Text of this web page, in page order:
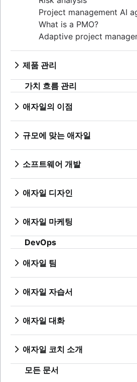
Project management AI
What is a PMO?
Adaptive project
제품 관리
제품 관리란 무엇입니까?
제품 로드맵
제품 매니저
신규 제품 관리자를 위한 팁
제품 로드맵 프레젠테이션
제품 요구 사항
제품 분석
최소 실행 가능한 제품
제품 탐색
제품 사양
제품 개발 전략
제품 개발 소프트웨어
신제품 개발 프로세스
제품 비평
제품 우선 순위 지정 프레
제품 기능
제품 수명 주기 관리
제품 로드맵 소프트웨어
제품 제공 체크리스트
가치 흐름 관리
애자일의 이점
애자일의 장점은 무엇입니
비즈니스 전략에서 개발까지
애자일의 경쟁 우위
애자일로 전환
규모에 맞는 애자일
확장성 있는 애자일이란 무
애자일 포트폴리오 관리
린 포트폴리오 관리
장기 애자일 계획
Scaled Agile Framework
애자일 Spotify 모델
애자일 철의 삼각관계
개선 카타
애자일 확장의 기본 그 이상
소프트웨어 개발
소프트웨어 개발이란 무엇
소프트웨어 개발자
개발 관리자 및 스크럼 마스
브랜치 전략
Git에서 브랜치 만들기
코드 검토
소프트웨어 릴리스
애자일 테스트
인시던트 대응
지속적 통합
소프트웨어 개발 수명 주기
버그 분류
Adaptive software
애자일 디자인
애자일 디자인이란 무엇입
디자인 프로세스
제품 디자인 프로세스
공동 작업 디자인
Design sprint
애자일 마케팅
애자일 마케팅이란 무엇입
마케팅 프로젝트 관리자
애자일 마케팅 팀
AI 마케팅 자동화
DevOps
애자일 팀
애자일 팀이란 무엇입니까?
원격 팀
애자일 전문가
Agilent의 애자일 여정
Jira Advanced Roadmaps
Twitter의 Jira 활용법
애자일 자습서
Jira 자습서
Jira 및 Confluence를 사용
Jira의 스크럼
Jira의 칸반
Jira의 에픽
Jira에서 애자일 보드 만들기
애자일 대화
Jira의 애자일 대화
마케팅 애질리티
애자일 고객 조사
크게 생각하고 작게 나누어
애자일 코치 소개
애자일 코치 팀
모든 문서